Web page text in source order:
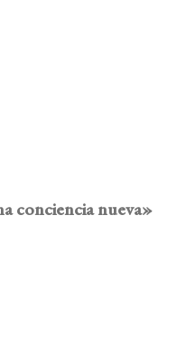
conciencia nueva»